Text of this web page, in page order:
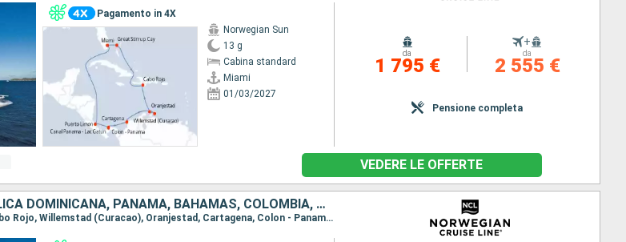
Pagamento in 4X
Norwegian Sun
13 g
Cabina standard
Miami
01/03/2027
da
1 795 €
+
da
2 555 €
Pensione completa
VEDERE LE OFFERTE
COSTA RICA, ARUBA, REPUBBLICA DOMINICANA, PANAMA, BAHAMAS, COLOMBIA, STATI UNITI
Itinerario : Miami, Great Stirrup Cay, Cabo Rojo, Willemstad (Curacao), Oranjestad, Cartagena, Colon - Panama, Canal Panama - Lac Gatun, Puerto Limon, Miami